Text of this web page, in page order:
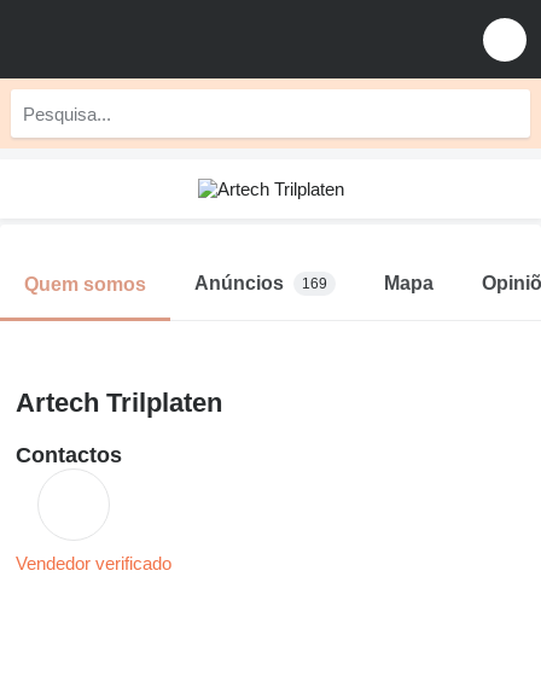
Quem somos Anúncios 169 Mapa
Artech Trilplaten
Contactos
Vendedor verificado